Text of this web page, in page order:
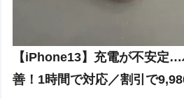
【iPhone13】充電が不安定
善！1時間で対応／割引で